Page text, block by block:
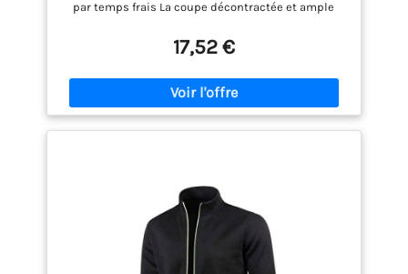
par temps frais La coupe décontractée et ample
activités quotidiennes et les sorties de loisirs Le
tissu polaire doux offre chaleur et confort est donc
un must have pour la saison d'hiver Le style
streetwear polyvalent se combine facilement avec
des pantalons de jogging ou des jeans pour un look
tendance La construction robuste résiste à la fois
17,52 €